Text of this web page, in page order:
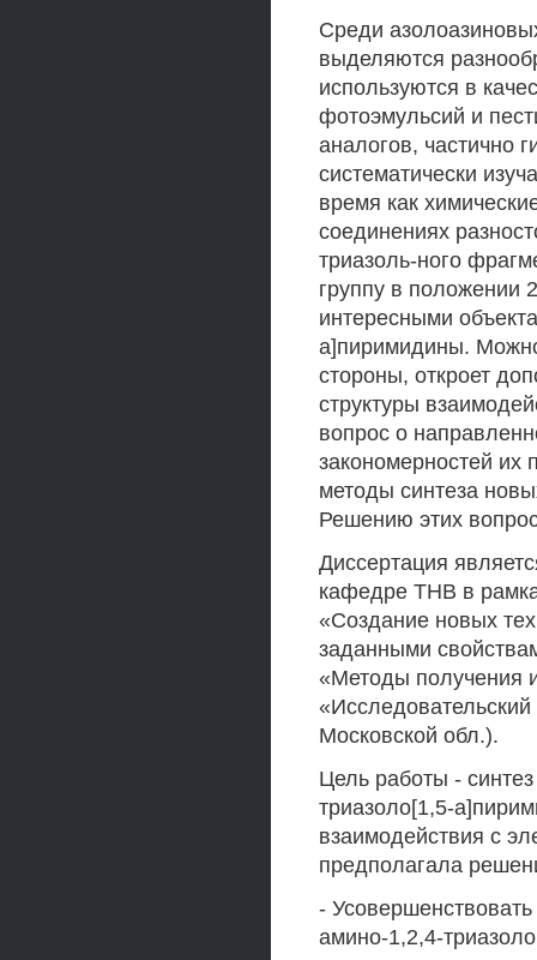
Среди
выделяются
используются в
фотоэмульсий и
аналогов, частично
систематически
время как
соединениях
триазоль-ного
группу в положении
интересными
а]пиримидины.
стороны, откроет
структуры
вопрос о
закономерностей их
методы синтеза
Решению этих
Диссертация
кафедре ТНВ в
«Создание новых
заданными
«Методы получения
«Исследовательский
Московской обл.).
Цель работы -
триазоло[1,5-
взаимодействия с
предполагала
-
амино-1,2,4-